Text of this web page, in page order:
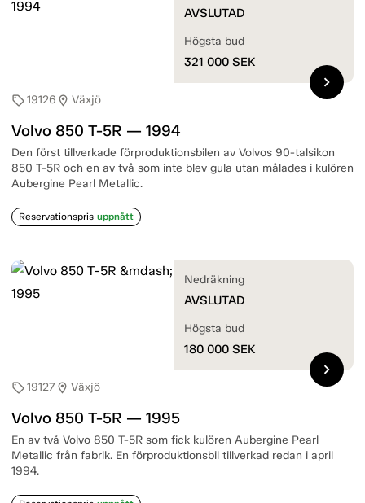
sell19126 location_on Växjö
Volvo 850 T-5R — 1994
Den först tillverkade förproduktionsbilen av Volvos 90-talsikon
850 T-5R och en av två som inte blev gula utan målades i kulören
Aubergine Pearl Metallic.
Reservationspris uppnått
AVSLUTAD
Högsta bud
321 000 SEK
chevron_right
sell19127location_on Växjö
Volvo 850 T-5R — 1995
En av två Volvo 850 T-5R som fick kulören Aubergine Pearl
Metallic från fabrik. En förproduktionsbil tillverkad redan i april
1994.
Nedräkning
AVSLUTAD
Högsta bud
180 000 SEK
chevron_right